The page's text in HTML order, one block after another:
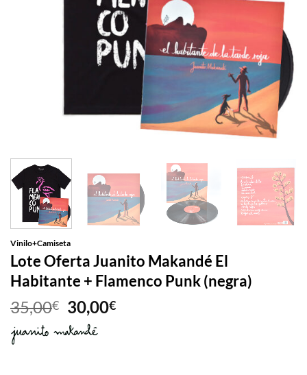
Vinilo+Camiseta
Lote Oferta Juanito Makandé El
Habitante + Flamenco Punk (negra)
35,00€ El
precio
original
30,00€El